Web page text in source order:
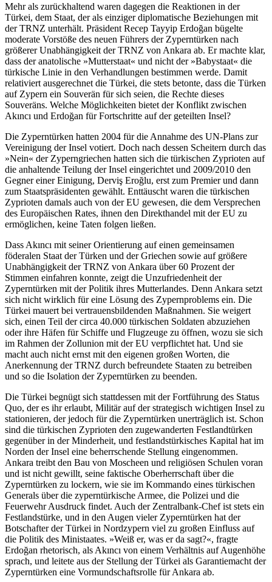
Mehr als zurückhaltend waren dagegen die Reaktionen in der
Türkei, dem Staat, der als einziger diplomatische Beziehungen mit
der TRNZ unterhält. Präsident Recep Tayyip Erdoğan bügelte
moderate Vorstöße des neuen Führers der Zyperntürken nach
größerer Unabhängigkeit der TRNZ von Ankara ab. Er machte klar,
dass der anatolische »Mutterstaat« und nicht der »Babystaat« die
türkische Linie in den Verhandlungen bestimmen werde. Damit
relativiert ausgerechnet die Türkei, die stets betonte, dass die Türken
auf Zypern ein Souverän für sich seien, die Rechte dieses
Souveräns. Welche Möglichkeiten bietet der Konflikt zwischen
Akıncı und Erdoğan für Fortschritte auf der geteilten Insel?
Die Zyperntürken hatten 2004 für die Annahme des UN-Plans zur
Vereinigung der Insel votiert. Doch nach dessen Scheitern durch das
»Nein« der Zyperngriechen hatten sich die türkischen Zyprioten auf
die anhaltende Teilung der Insel eingerichtet und 2009/2010 den
Gegner einer Einigung, Derviş Eroğlu, erst zum Premier und dann
zum Staatspräsidenten gewählt. Enttäuscht waren die türkischen
Zyprioten damals auch von der EU gewesen, die dem Versprechen
des Europäischen Rates, ihnen den Direkthandel mit der EU zu
ermöglichen, keine Taten folgen ließen.
Dass Akıncı mit seiner Orientierung auf einen gemeinsamen
föderalen Staat der Türken und der Griechen sowie auf größere
Unabhängigkeit der TRNZ von Ankara über 60 Prozent der
Stimmen einfahren konnte, zeigt die Unzufriedenheit der
Zyperntürken mit der Politik ihres Mutterlandes. Denn Ankara setzt
sich nicht wirklich für eine Lösung des Zypernproblems ein. Die
Türkei mauert bei vertrauensbildenden Maßnahmen. Sie weigert
sich, einen Teil der circa 40.000 türkischen Soldaten abzuziehen
oder ihre Häfen für Schiffe und Flugzeuge zu öffnen, wozu sie sich
im Rahmen der Zollunion mit der EU verpflichtet hat. Und sie
macht auch nicht ernst mit den eigenen großen Worten, die
Anerkennung der TRNZ durch befreundete Staaten zu betreiben
und so die Isolation der Zyperntürken zu beenden.
Die Türkei begnügt sich stattdessen mit der Fortführung des Status
Quo, der es ihr erlaubt, Militär auf der strategisch wichtigen Insel zu
stationieren, der jedoch für die Zyperntürken unerträglich ist. Schon
sind die türkischen Zyprioten den zugewanderten Festlandtürken
gegenüber in der Minderheit, und festlandstürkisches Kapital hat im
Norden der Insel eine beherrschende Stellung eingenommen.
Ankara treibt den Bau von Moscheen und religiösen Schulen voran
und ist nicht gewillt, seine faktische Oberherrschaft über die
Zyperntürken zu lockern, wie sie im Kommando eines türkischen
Generals über die zyperntürkische Armee, die Polizei und die
Feuerwehr Ausdruck findet. Auch der Zentralbank-Chef ist stets ein
Festlandstürke, und in den Augen vieler Zyperntürken hat der
Botschafter der Türkei in Nordzypern viel zu großen Einfluss auf
die Politik des Ministaates. »Weiß er, was er da sagt?«, fragte
Erdoğan rhetorisch, als Akıncı von einem Verhältnis auf Augenhöhe
sprach, und leitete aus der Stellung der Türkei als Garantiemacht der
Zyperntürken eine Vormundschaftsrolle für Ankara ab.